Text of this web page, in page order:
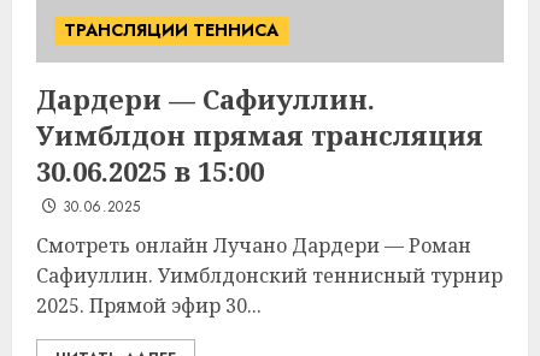
ТРАНСЛЯЦИИ ТЕННИСА
Дардери — Сафиуллин.
Уимблдон прямая трансляция
30.06.2025 в 15:00
30.06.2025
Смотреть онлайн Лучано Дардери — Роман
Сафиуллин. Уимблдонский теннисный турнир
2025. Прямой эфир 30...